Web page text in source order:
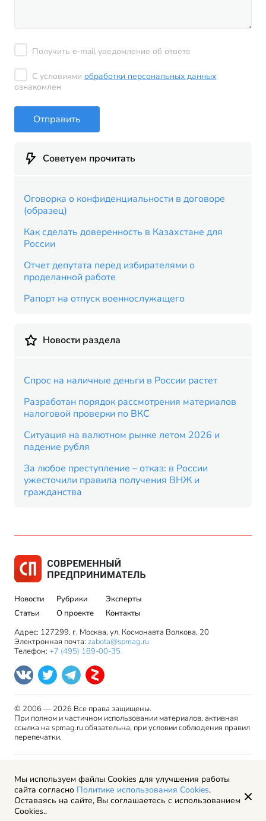
Получить e-mail уведомление об ответе
С условиями обработки персональных данных
ознакомлен
Отправить
Советуем прочитать
Оговорка о конфиденциальности в договоре
(образец)
Как сделать доверенность в Казахстане для
России
Отчет депутата перед избирателями о
проделанной работе
Рапорт на отпуск военнослужащего
Новости раздела
Спрос на наличные деньги в России растет
Разработан порядок рассмотрения материалов
налоговой проверки по ВКС
Ситуация на валютном рынке летом 2026 и
падение рубля
За любое преступление – отказ: в России
ужесточили правила получения ВНЖ и
гражданства
Новости
Статьи
Рубрики
О проекте
Эксперты
Контакты
Адрес: 127299, г. Москва, ул. Космонавта Волкова, 20
Электронная почта: zabota@spmag.ru
Телефон: +7 (495) 189-00-35
© 2006 — 2026 Все права защищены.
При полном и частичном использовании материалов, активная
ссылка на spmag.ru обязательна, при условии соблюдения правил
перепечатки.
права
Пользовательское соглашение
Политика обработки персональных данных
Рекламодателям
Мы используем файлы Cookies для улучшения работы
сайта согласно Политике использования Cookies.
Оставаясь на сайте, Вы соглашаетесь с использованием
Cookies..